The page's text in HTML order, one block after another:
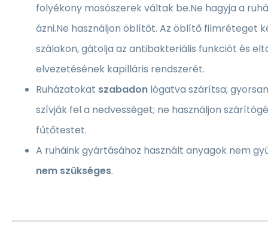
folyékony mosószerek váltak be.Ne hagyja a
ázni.Ne használjon öblítőt. Az öblítő filmréteget
szálakon, gátolja az antibakteriális funkciót és
elvezetésének kapilláris rendszerét.
Ruházatokat szabadon lógatva szárítsa;
szívják fel a nedvességet; ne használjon
fűtőtestet.
A ruháink gyártásához használt anyagok nem
nem szükséges.